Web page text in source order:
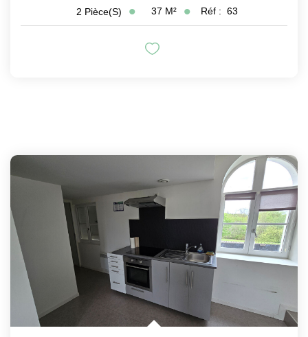
2 Pièce(s) 37 M² Réf : 63